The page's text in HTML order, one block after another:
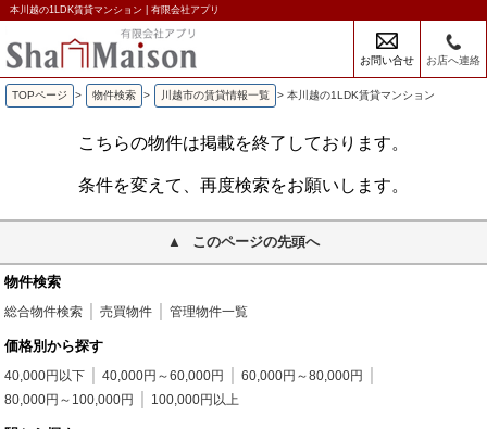
本川越の1LDK賃貸マンション | 有限会社アプリ
お問い合せ お店へ連絡
TOPページ > 物件検索 > 川越市の賃貸情報一覧 > 本川越の1LDK賃貸マンション
こちらの物件は掲載を終了しております。
条件を変えて、再度検索をお願いします。
このページの先頭へ
物件検索
総合物件検索 売買物件 管理物件一覧
価格別から探す
40,000円以下 40,000円～60,000円
60,000円～80,000円
80,000円～100,000円
100,000円以上